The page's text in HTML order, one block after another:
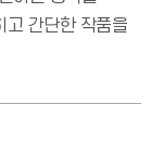
고 간단한 작품을